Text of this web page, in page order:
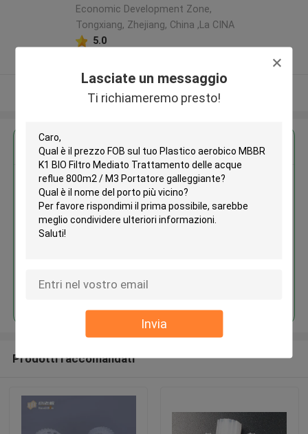
Lasciate un messaggio
Ti richiameremo presto!
Invia
Economic Development Zone,
Tongxiang, Zhejiang, China ,La CINA
5.0
Osservi più
Ottieni il miglior prezzo per
Plastico aerobico MBBR K1 BIO
Filtro Mediato Trattamento delle
acque reflue 800m2 / M3
Continua
Prodotti raccomandati